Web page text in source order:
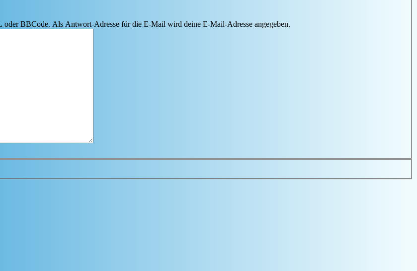
BBCode. Als Antwort-Adresse für die E-Mail wird deine E-Mail-Adresse angegeben.